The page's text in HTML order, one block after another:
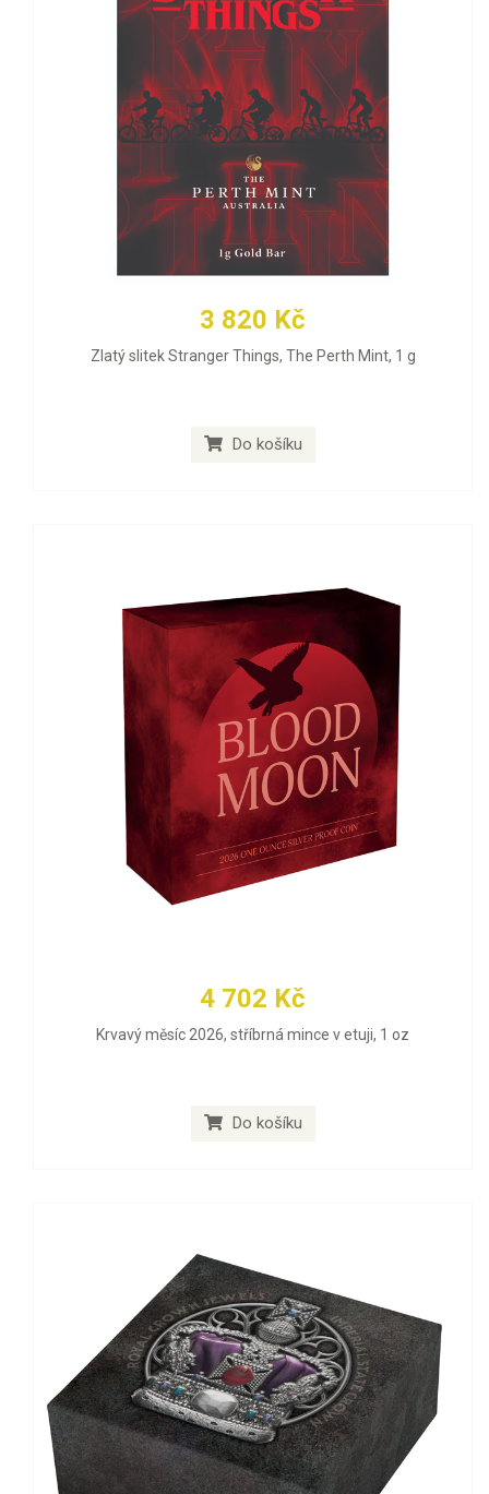
3 820 Kč
Zlatý slitek Stranger Things, The Perth Mint, 1 g
Do košíku
4 702 Kč
Krvavý měsíc 2026, stříbrná mince v etuji, 1 oz
Do košíku